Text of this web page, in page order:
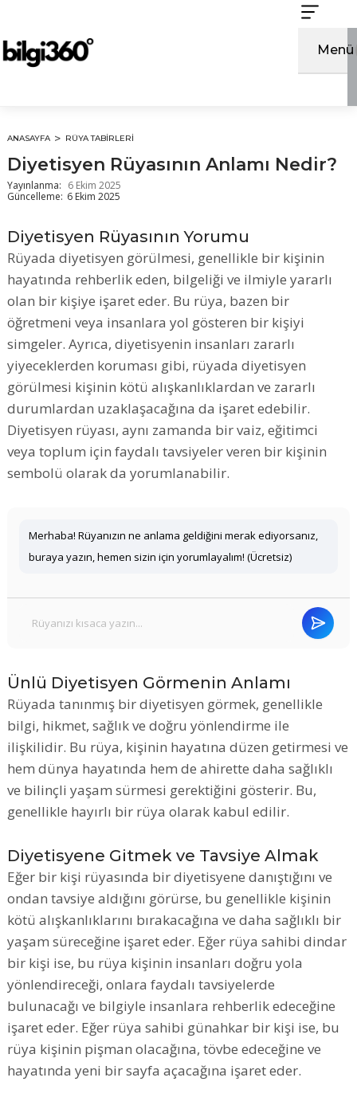
Menü
ANASAYFA RÜYA TABIRLERI
Diyetisyen Rüyasının Anlamı Nedir?
Yayınlanma: 6 Ekim 2025
Güncelleme: 6 Ekim 2025
Diyetisyen Rüyasının Yorumu
Rüyada diyetisyen görülmesi, genellikle bir kişinin
hayatında rehberlik eden, bilgeliği ve ilmiyle yararlı
olan bir kişiye işaret eder. Bu rüya, bazen bir
öğretmeni veya insanlara yol gösteren bir kişiyi
simgeler. Ayrıca, diyetisyenin insanları zararlı
yiyeceklerden koruması gibi, rüyada diyetisyen
görülmesi kişinin kötü alışkanlıklardan ve zararlı
durumlardan uzaklaşacağına da işaret edebilir.
Diyetisyen rüyası, aynı zamanda bir vaiz, eğitimci
veya toplum için faydalı tavsiyeler veren bir kişinin
sembolü olarak da yorumlanabilir.
Merhaba! Rüyanızın ne anlama geldiğini merak ediyorsanız,
buraya yazın, hemen sizin için yorumlayalım! (Ücretsiz)
Ünlü Diyetisyen Görmenin Anlamı
Rüyada tanınmış bir diyetisyen görmek, genellikle
bilgi, hikmet, sağlık ve doğru yönlendirme ile
ilişkilidir. Bu rüya, kişinin hayatına düzen getirmesi ve
hem dünya hayatında hem de ahirette daha sağlıklı
ve bilinçli yaşam sürmesi gerektiğini gösterir. Bu,
genellikle hayırlı bir rüya olarak kabul edilir.
Diyetisyene Gitmek ve Tavsiye Almak
Eğer bir kişi rüyasında bir diyetisyene danıştığını ve
ondan tavsiye aldığını görürse, bu genellikle kişinin
kötü alışkanlıklarını bırakacağına ve daha sağlıklı bir
yaşam süreceğine işaret eder. Eğer rüya sahibi dindar
bir kişi ise, bu rüya kişinin insanları doğru yola
yönlendireceği, onlara faydalı tavsiyelerde
bulunacağı ve bilgiyle insanlara rehberlik edeceğine
işaret eder. Eğer rüya sahibi günahkar bir kişi ise, bu
rüya kişinin pişman olacağına, tövbe edeceğine ve
hayatında yeni bir sayfa açacağına işaret eder.